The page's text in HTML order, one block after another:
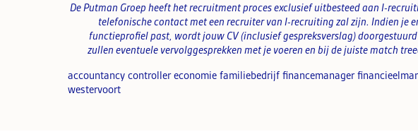
De Putman Groep heeft het recruitment proces exclusief uitbesteed aan I-
telefonische contact met een recruiter van I-recruiting zal zijn. Indien je
functieprofiel past, wordt jouw CV (inclusief gespreksverslag)
zullen eventuele vervolggesprekken met je voeren en bij de juiste match
accountancy controller economie familiebedrijf financemanager
westervoort